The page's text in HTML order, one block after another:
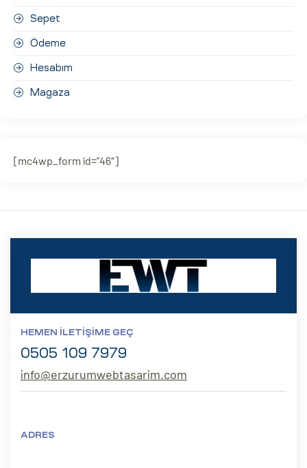
Sepet
Ödeme
Hesabım
Magaza
[mc4wp_form id=”46″]
HEMEN İLETIŞIME GEÇ
0505 109 7979
info@erzurumwebtasarim.com
ADRES